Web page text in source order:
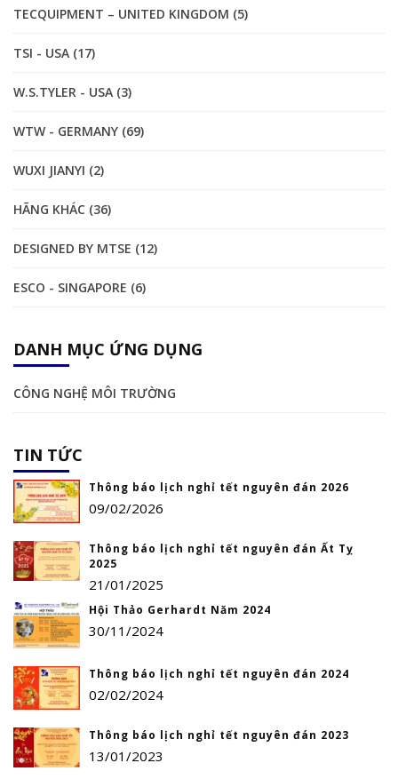
TECQUIPMENT – UNITED KINGDOM (5)
TSI - USA (17)
W.S.TYLER - USA (3)
WTW - GERMANY (69)
WUXI JIANYI (2)
HÃNG KHÁC (36)
DESIGNED BY MTSE (12)
ESCO - SINGAPORE (6)
DANH MỤC ỨNG DỤNG
CÔNG NGHỆ MÔI TRƯỜNG
TIN TỨC
Thông báo lịch nghỉ tết nguyên đán 2026
09/02/2026
Thông báo lịch nghỉ tết nguyên đán Ất Tỵ
2025
21/01/2025
Hội Thảo Gerhardt Năm 2024
30/11/2024
Thông báo lịch nghỉ tết nguyên đán 2024
02/02/2024
Thông báo lịch nghỉ tết nguyên đán 2023
13/01/2023